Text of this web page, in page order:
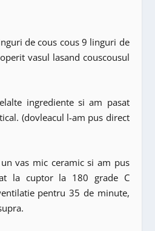
de cous cous 9 linguri de
vasul lasand couscousul
ingrediente si am pasat
(dovleacul l-am pus direct
vas mic ceramic si am pus
la cuptor la 180 grade C
pentru 35 de minute,